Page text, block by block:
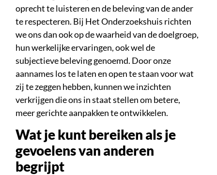
oprecht te luisteren en de beleving van de ander
te respecteren. Bij Het Onderzoekshuis richten
we ons dan ook op de waarheid van de doelgroep,
hun werkelijke ervaringen, ook wel de
subjectieve beleving genoemd. Door onze
aannames los te laten en open te staan voor wat
zij te zeggen hebben, kunnen we inzichten
verkrijgen die ons in staat stellen om betere,
meer gerichte aanpakken te ontwikkelen.
Wat je kunt bereiken als je
gevoelens van anderen
begrijpt